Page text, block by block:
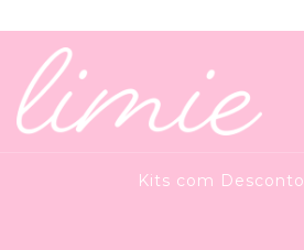
Kits com Desconto